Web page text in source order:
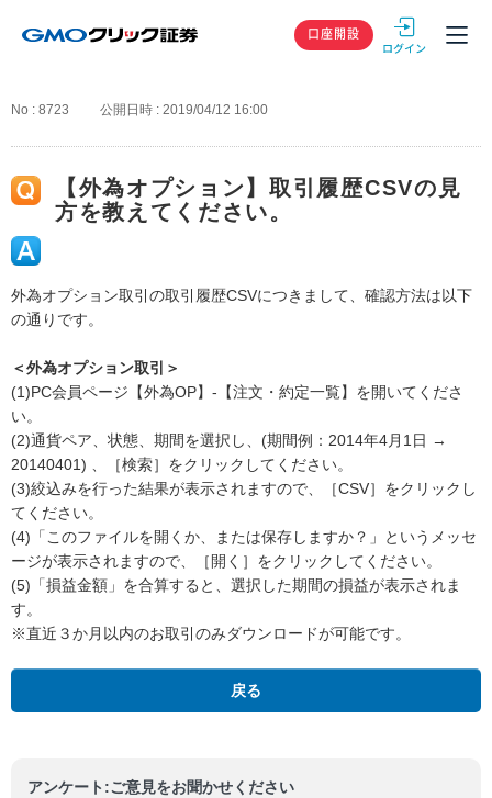
GMOクリック
口座開設
No : 8723 公開日時 : 2019/04/12 16:00
【外為オプション】取引履歴CSVの見
方を教えてください。
外為オプション取引の取引履歴CSVにつきまして、確認方法は以下
の通りです。
＜外為オプション取引＞
(1)PC会員ページ【外為OP】-【注文・約定一覧】を開いてくださ
い。
(2)通貨ペア、状態、期間を選択し、(期間例：2014年4月1日 →
20140401) 、［検索］をクリックしてください。
(3)絞込みを行った結果が表示されますので、［CSV］をクリックし
てください。
(4)「このファイルを開くか、または保存しますか？」というメッセ
ージが表示されますので、［開く］をクリックしてください。
(5)「損益金額」を合算すると、選択した期間の損益が表示されま
す。
※直近３か月以内のお取引のみダウンロードが可能です。
戻る
アンケート:ご意見をお聞かせください